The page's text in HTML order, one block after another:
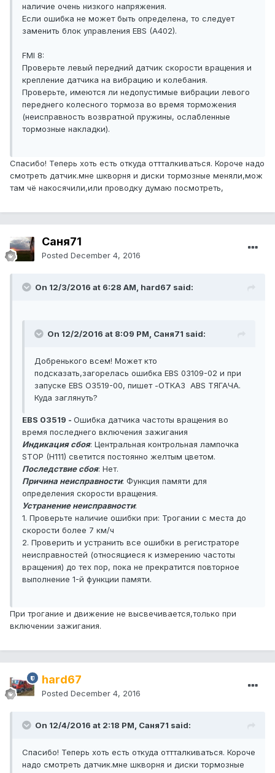
наличие очень низкого напряжения.
Если ошибка не может быть определена, то следует
заменить блок управления EBS (A402).
FMI 8:
Проверьте левый передний датчик скорости вращения и
крепление датчика на вибрацию и колебания.
Проверьте, имеются ли недопустимые вибрации левого
переднего колесного тормоза во время торможения
(неисправность возвратной пружины, ослабленные
тормозные накладки).
Спасибо! Теперь хоть есть откуда оттталкиваться. Короче надо
смотреть датчик.мне шкворня и диски тормозные меняли,мож
там чё накосячили,или проводку думаю посмотреть,
Саня71
Posted December 4, 2016
On 12/3/2016 at 6:28 AM, hard67 said:
On 12/2/2016 at 8:09 PM, Саня71 said:
Добренького всем! Может кто
подсказать,загорелась ошибка EBS 03109-02 и при
запуске EBS O3519-00, пишет -ОТКАЗ ABS ТЯГАЧА.
Куда заглянуть?
EBS 03519 - Ошибка датчика частоты вращения во
время последнего включения зажигания
Индикация сбоя: Центральная контрольная лампочка
STOP (H111) светится постоянно желтым цветом.
Последствие сбоя: Нет.
Причина неисправности: Функция памяти для
определения скорости вращения.
Устранение неисправности:
1. Проверьте наличие ошибки при: Трогании с места до
скорости более 7 км/ч
2. Проверить и устранить все ошибки в регистраторе
неисправностей (относящиеся к измерению частоты
вращения) до тех пор, пока не прекратится повторное
выполнение 1-й функции памяти.
При трогание и движение не высвечивается,только при
включении зажигания.
hard67
Posted December 4, 2016
On 12/4/2016 at 2:18 PM, Саня71 said:
Спасибо! Теперь хоть есть откуда оттталкиваться. Короче
надо смотреть датчик.мне шкворня и диски тормозные